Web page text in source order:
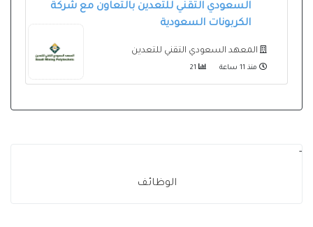
السعودي التقني للتعدين بالتعاون مع شركة
الكربونات السعودية
المعهد السعودي التقني للتعدين
منذ 11 ساعة
-
الوظائف